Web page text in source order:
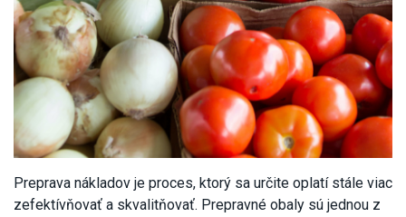
Preprava nákladov je proces, ktorý sa určite oplatí stále viac
zefektívňovať a skvalitňovať. Prepravné obaly sú jednou z